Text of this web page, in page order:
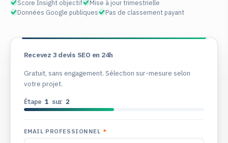
Score Insight objectif
Mise à jour trimestrielle
Données Google publiques
Pas de classement payant
Recevez 3 devis SEO en 24h
Gratuit, sans engagement. Sélection sur-mesure selon
votre projet.
Étape 1sur 2
EMAIL PROFESSIONNEL *